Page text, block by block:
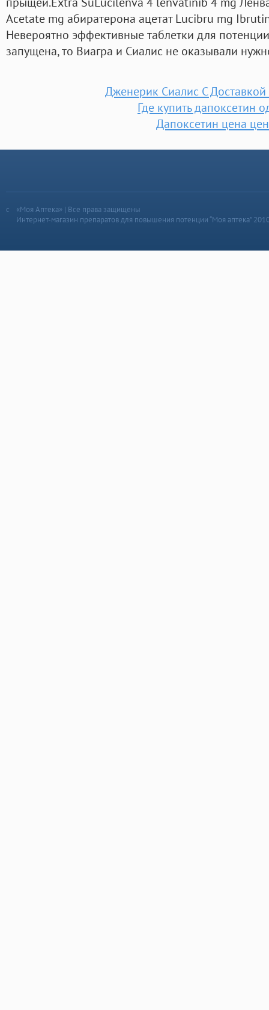
Acetate mg абиратерона ацетат Lucibru mg
Невероятно эффективные таблетки для
запущена, то Виагра и Сиалис не оказывали
Дженерик Сиалис С
Где купить дапоксетин
Дапоксетин цена
«Моя Аптека» | Все права защищены
Интернет-магазин препаратов для повышения потенции “Моя аптека”